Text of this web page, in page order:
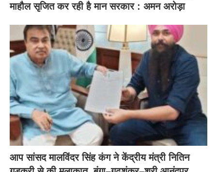
माहौल सृजित कर रही है मान सरकार : अमन अरोड़ा
आप सांसद मालविंदर सिंह कंग ने केंद्रीय मंत्री नितिन